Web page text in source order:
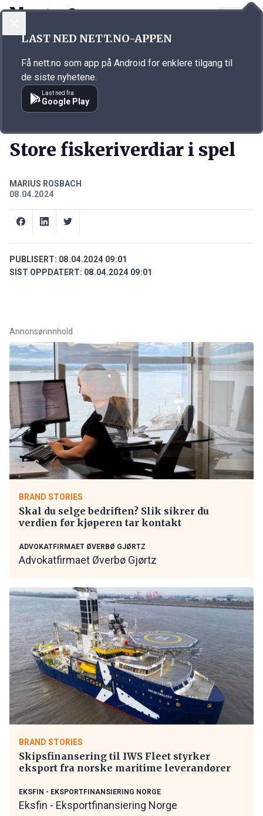
Annonsørinnhold
Store fiskeriverdiar i spel
MARIUS ROSBACH
08.04.2024
PUBLISERT: 08.04.2024 09:01
SIST OPPDATERT: 08.04.2024 09:01
Annonsørinnhold
BRAND STORIES
Skal du selge bedriften? Slik sikrer du
verdien før kjøperen tar kontakt
ADVOKATFIRMAET ØVERBØ GJØRTZ
Advokatfirmaet Øverbø Gjørtz
BRAND STORIES
Skipsfinansering til IWS Fleet styrker
eksport fra norske maritime leverandører
EKSFIN - EKSPORTFINANSIERING NORGE
Eksfin - Eksportfinansiering Norge
LAST NED NETT.NO-APPEN
Få nett.no som app på Android for enklere tilgang til
de siste nyhetene.
Last ned fra
Google Play